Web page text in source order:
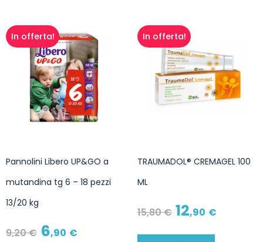
In offerta!
Pannolini Libero UP&GO a
mutandina tg 6 – 18 pezzi
13/20 kg
9,20€ 6,90 €
In offerta!
TRAUMADOL® CREMAGEL 100
ML
15,80€ 12,90 €